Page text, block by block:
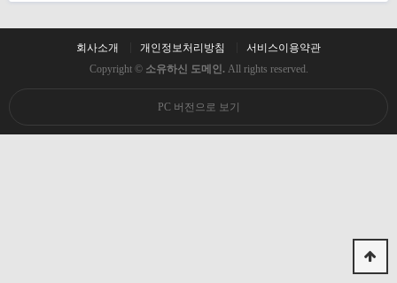
회사소개 개인정보처리방침
서비스이용약관
Copyright © 소유하신 도메인. All rights reserved.
PC 버전으로 보기